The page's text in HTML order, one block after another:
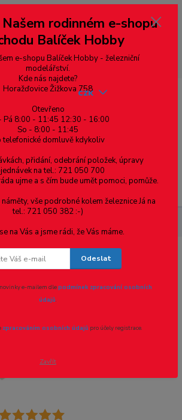
a jiných zemí, pokud chcete platit v eurech
euro 💶 pro přepočet měny - pravý horní roh ---
důvodu zásilku nevyzvednete, bude po
s opětovnou platbou za poštovné, v opačném
a účet přidán na blacklist a rušeny následující
objednávky.
Menu
CZK
- 2P - samec
rodinném e-shopu
Balíček Hobby
e-shopu Balíček Hobby - železniční
modelářství.
Kde nás najdete?
Horažďovice Žižkova 758
Otevřeno
Pá 8:00 - 11:45 12:30 - 16:00
So - 8:00 - 11:45
telefonické domluvě kdykoliv
přidání, odebrání položek, úpravy
na tel.: 721 050 700
ujme a s čím bude umět pomoci, pomůže.
vše podrobné kolem železnice Já na
tel.: 721 050 382 :-)
na Vás a jsme rádi, že Vás máme.
Odeslat
e-mailem dlepodmínek zpracování osobních
údajů.
zpracováním osobních údajů pro účely registrace.
Zavřít